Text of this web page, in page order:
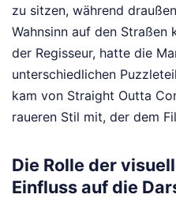
zu sitzen, während
Wahnsinn auf den Straßen
der Regisseur, hatte die
unterschiedlichen
kam von Straight Outta
raueren Stil mit, der dem
Die Rolle der
Einfluss auf die